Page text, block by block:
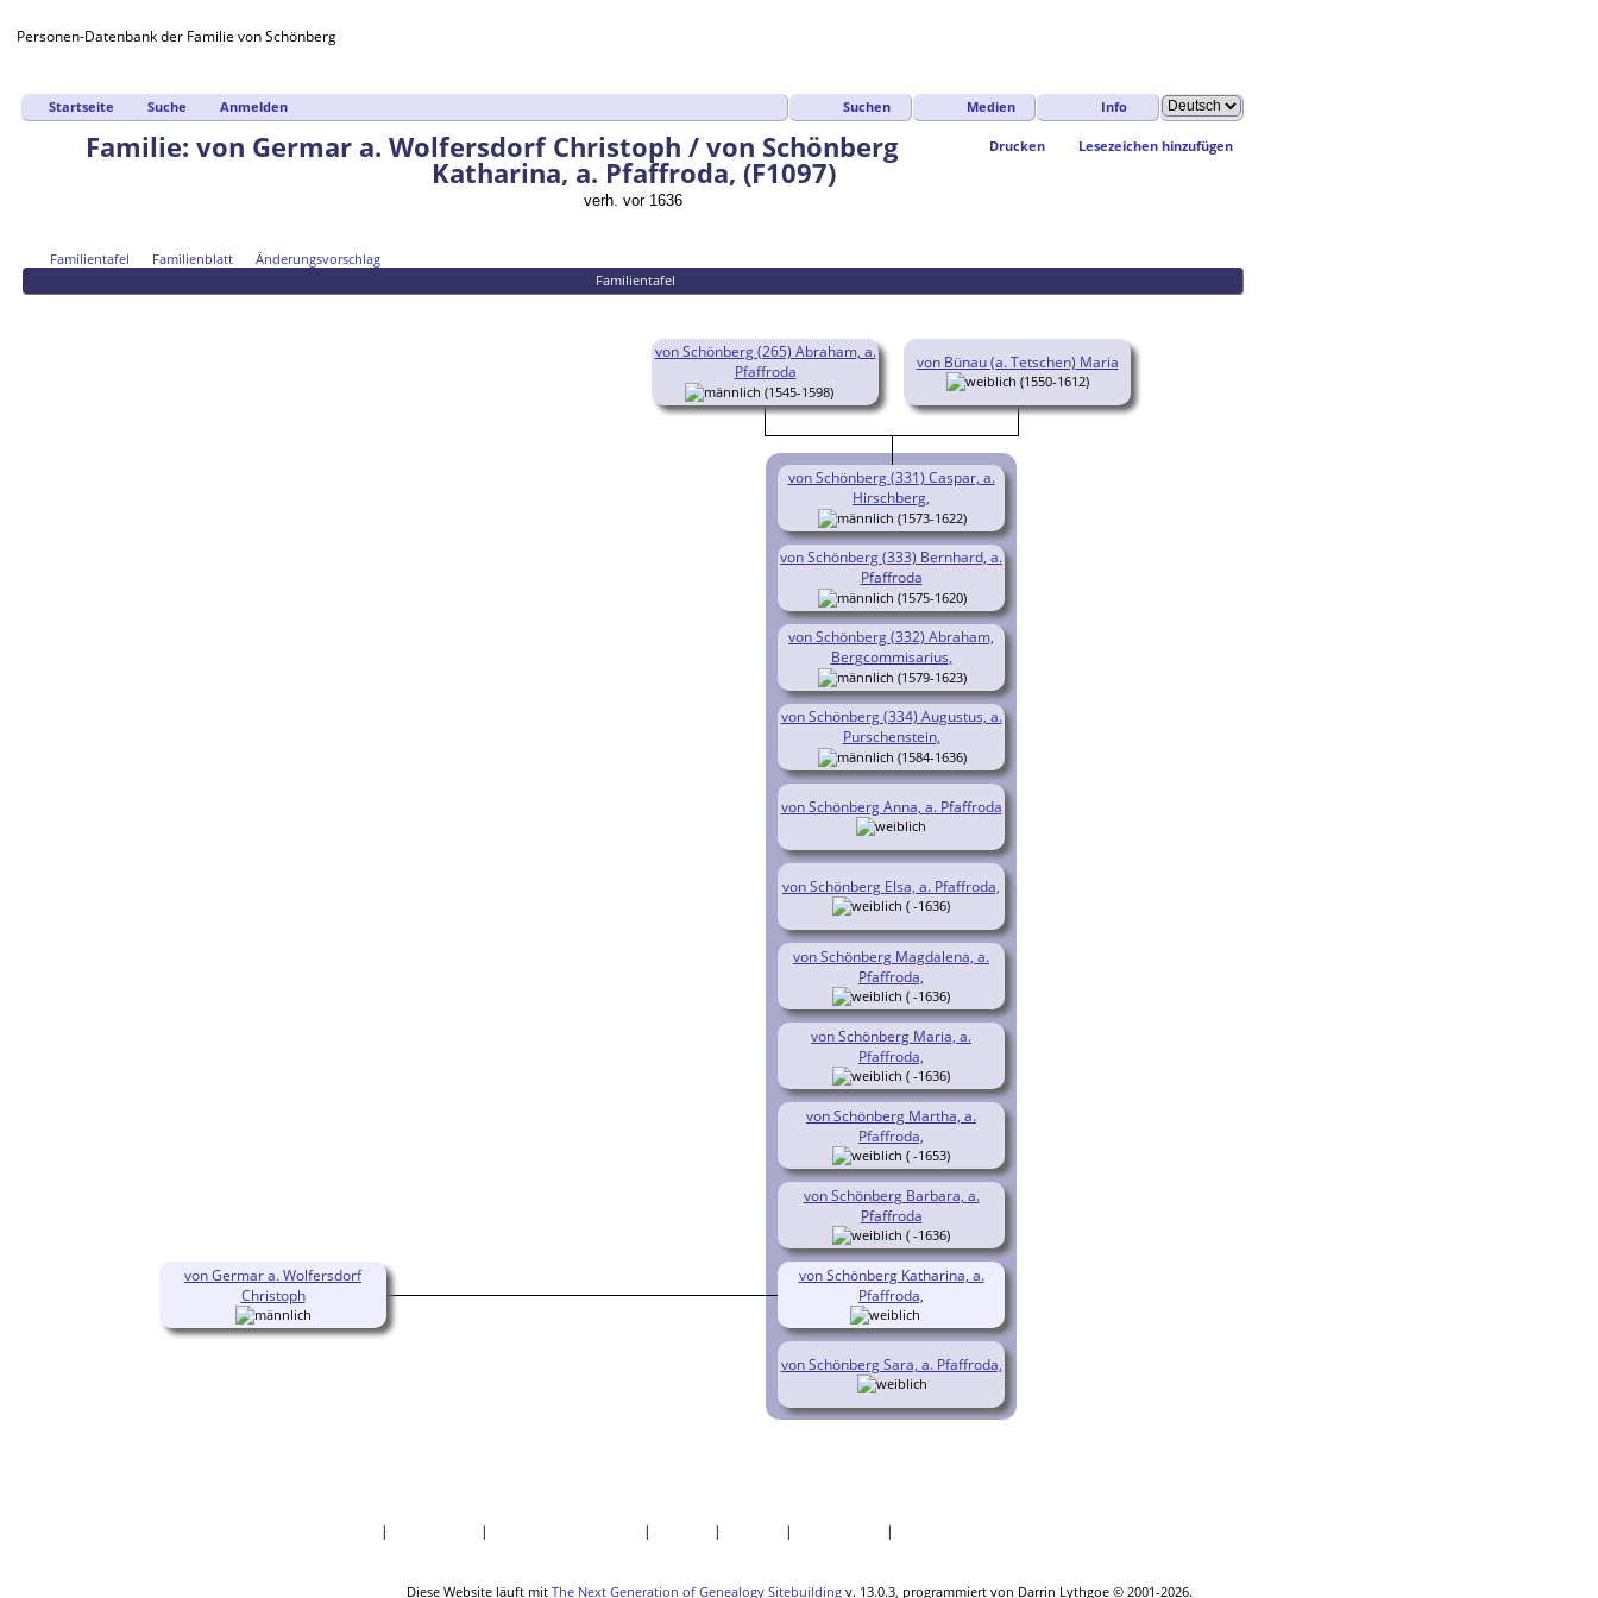
Personen-Datenbank der Familie von Schönberg
Startseite Suche Anmelden Suchen Medien Info
Drucken Lesezeichen hinzufügen
Familie: von Germar a. Wolfersdorf Christoph / von Schönberg
Katharina, a. Pfaffroda, (F1097)
verh. vor 1636
Familientafel Familienblatt
Änderungsvorschlag
Familientafel
von Schönberg (265) Abraham, a.
Pfaffroda
(1545-1598)
von Bünau (a. Tetschen) Maria
(1550-1612)
von Schönberg (331) Caspar, a.
Hirschberg,
(1573-1622)
von Schönberg (333) Bernhard, a.
Pfaffroda
(1575-1620)
von Schönberg (332) Abraham,
Bergcommisarius,
(1579-1623)
von Schönberg (334) Augustus, a.
Purschenstein,
(1584-1636)
von Schönberg Anna, a. Pfaffroda
von Schönberg Elsa, a. Pfaffroda,
( -1636)
von Schönberg Magdalena, a.
Pfaffroda,
( -1636)
von Schönberg Maria, a.
Pfaffroda,
( -1636)
von Schönberg Martha, a.
Pfaffroda,
( -1653)
von Schönberg Barbara, a.
Pfaffroda
( -1636)
von Schönberg Sara, a. Pfaffroda,
von Germar a. Wolfersdorf
Christoph
von Schönberg Katharina, a.
Pfaffroda,
| | | | | |
Diese Website läuft mit The Next Generation of Genealogy Sitebuildingv. 13.0.3, programmiert von Darrin Lythgoe © 2001-2026.